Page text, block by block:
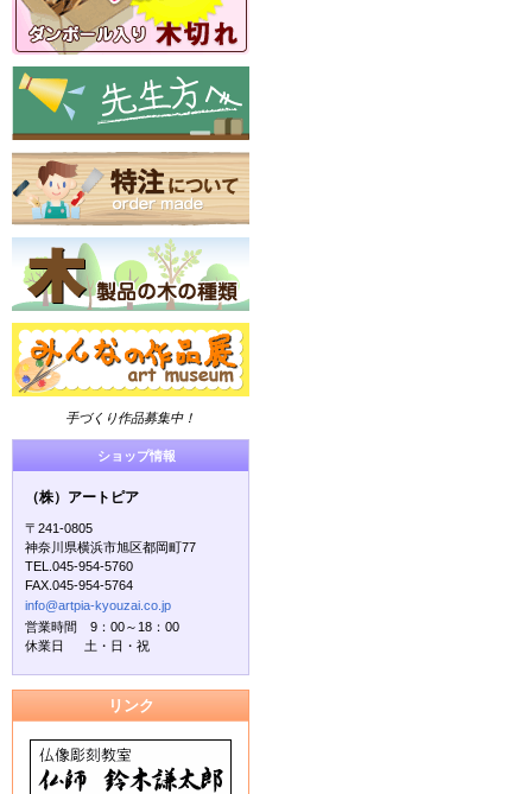
手づくり作品募集中！
ショップ情報
（株）アートピア
〒241-0805
神奈川県横浜市旭区都岡町77
TEL.045-954-5760
FAX.045-954-5764
info@artpia-kyouzai.co.jp
営業時間 9：00～18：00
休業日 土・日・祝
リンク